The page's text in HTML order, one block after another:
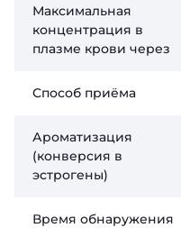
Максимальная
концентрация в
плазме крови через
Способ приёма
Ароматизация
(конверсия в
эстрогены)
Время обнаружения